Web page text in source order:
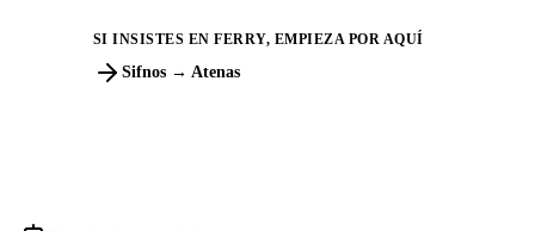
SI INSISTES EN FERRY, EMPIEZA POR AQUÍ
Sifnos → Atenas